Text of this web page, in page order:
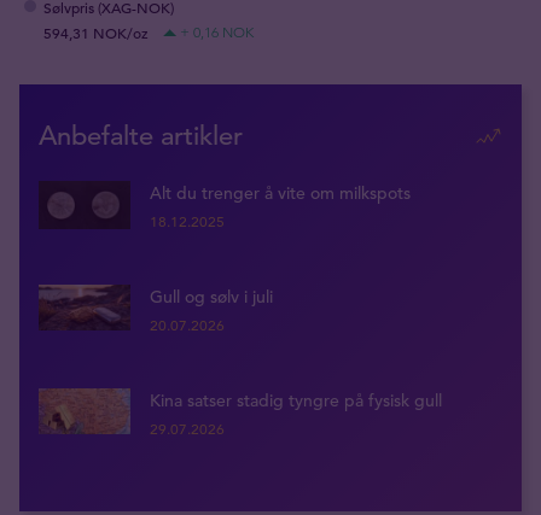
Sølvpris (XAG-NOK)
594,31 NOK/oz
+ 0,16 NOK
Anbefalte artikler
Alt du trenger å vite om milkspots
18.12.2025
Gull og sølv i juli
20.07.2026
Kina satser stadig tyngre på fysisk gull
29.07.2026